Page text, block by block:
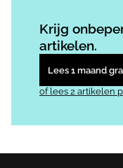
Krijg
artikelen.
Lees 1 maand
of lees 2 artikelen